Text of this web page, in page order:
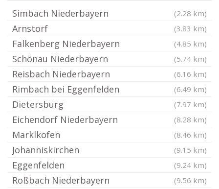
Simbach Niederbayern (2.28 km)
Arnstorf (3.83 km)
Falkenberg Niederbayern (4.85 km)
Schönau Niederbayern (5.74 km)
Reisbach Niederbayern (6.16 km)
Rimbach bei Eggenfelden (6.49 km)
Dietersburg (7.97 km)
Eichendorf Niederbayern (8.28 km)
Marklkofen (8.46 km)
Johanniskirchen (9.15 km)
Eggenfelden (9.24 km)
Roßbach Niederbayern (9.56 km)